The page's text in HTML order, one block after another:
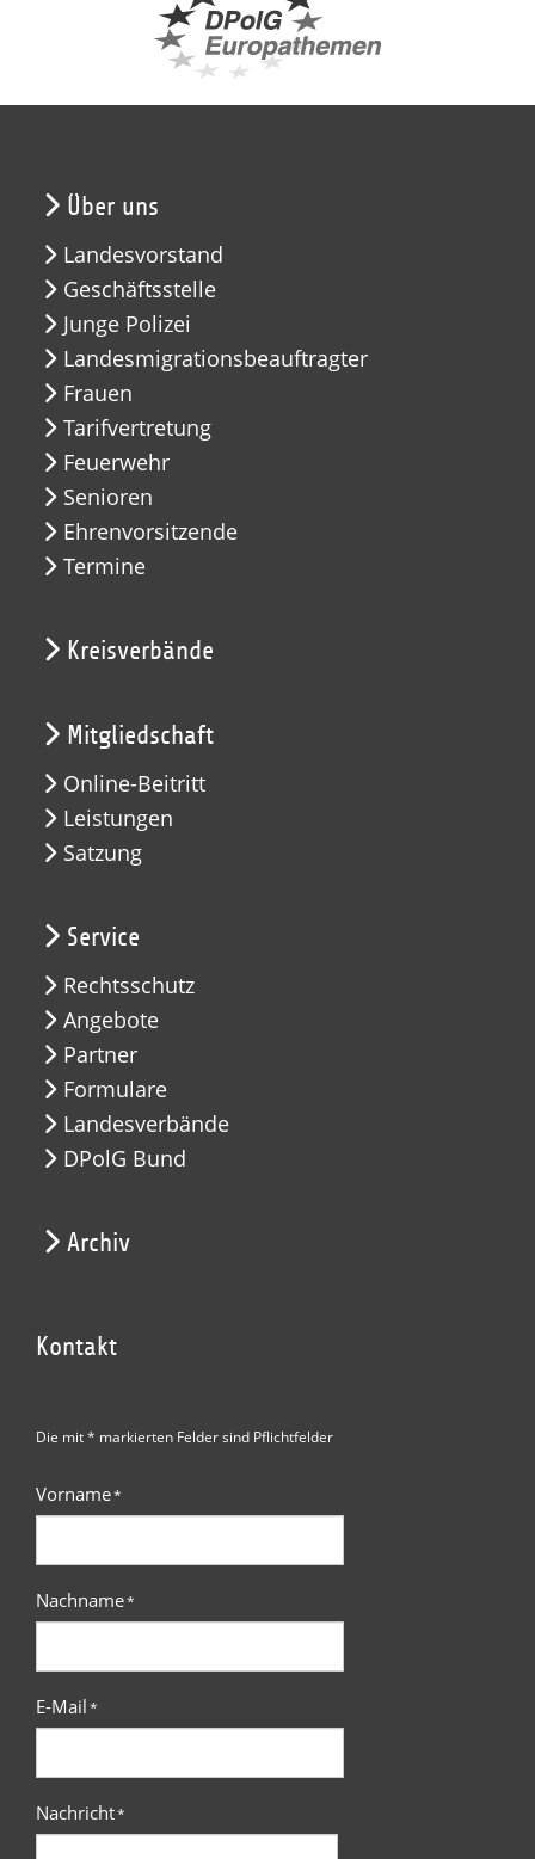
Über uns
Landesvorstand
Geschäftsstelle
Junge Polizei
Landesmigrationsbeauftragter
Frauen
Tarifvertretung
Feuerwehr
Senioren
Ehrenvorsitzende
Termine
Kreisverbände
Mitgliedschaft
Online-Beitritt
Leistungen
Satzung
Service
Rechtsschutz
Angebote
Partner
Formulare
Landesverbände
DPolG Bund
Archiv
Kontakt
Die mit * markierten Felder sind Pflichtfelder
Vorname*
Nachname*
E-Mail*
Nachricht*